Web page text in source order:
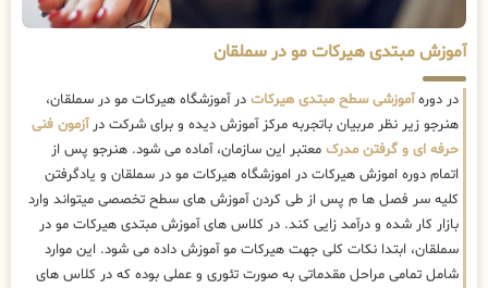
آموزش مبتدی هیرکات مو در سملقان
در دورهآموزشی سطح مبتدی هیرکات در آموزشگاه هیرکات مو در سملقان،
هنرجو زیر نظر مربیان باتجربه مرکز آموزش دیده و برای شرکت درآزمون فنی
حرفه ای و گرفتن مدرک معتبر این سازمان، آماده می شود. هنرجو پس از
اتمام دوره اموزش هیرکات در اموزشگاه هیرکات مو در سملقان و یادگرفتن
کلیه سر فصل ها م پس از طی کردن آموزش های سطح تخصصی میتواند وارد
بازار کار شده و درآمد زایی کند. در کلاس های آموزش مبتدی هیرکات مو در
سملقان، ابتدا نکات کلی جهت هیرکات مو آموزش داده می شود. این موارد
شامل تمامی مراحل مقدماتی به صورت تئوری و عملی بوده که در کلاس های